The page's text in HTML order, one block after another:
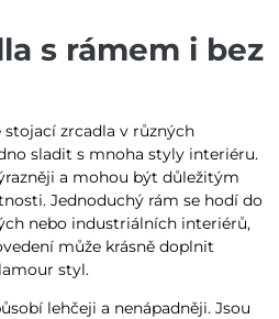
s rámem i bez
zrcadla v různých
sladit s mnoha styly interiéru.
a mohou být důležitým
Jednoduchý rám se hodí do
nebo industriálních interiérů,
může krásně doplnit
styl.
lehčeji a nenápadněji. Jsou